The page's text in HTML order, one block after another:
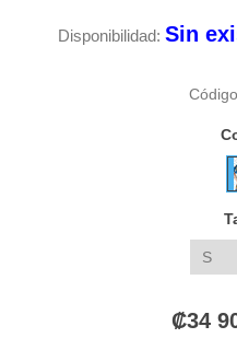
Disponibilidad: Sin
₡34